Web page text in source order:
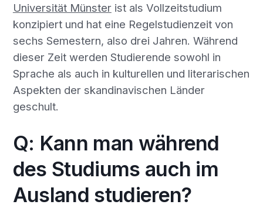
Universität Münsterist als Vollzeitstudium
konzipiert und hat eine Regelstudienzeit von
sechs Semestern, also drei Jahren. Während
dieser Zeit werden Studierende sowohl in
Sprache als auch in kulturellen und literarischen
Aspekten der skandinavischen Länder
geschult.
Q: Kann man während
des Studiums auch im
Ausland studieren?